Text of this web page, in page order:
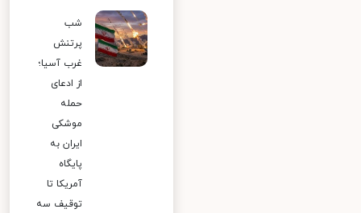
شب
پرتنش
غرب آسیا؛
از ادعای
حمله
موشکی
ایران به
پایگاه
آمریکا تا
توقیف سه